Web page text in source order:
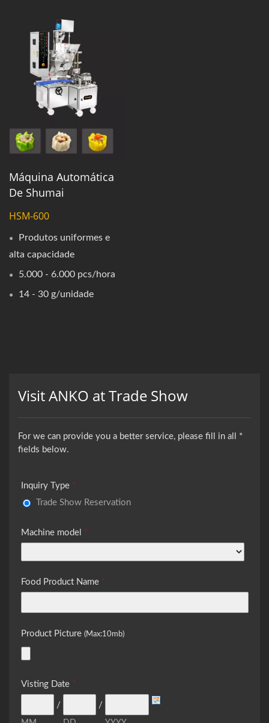
Máquina Automática
De Shumai
HSM-600
Produtos uniformes e
alta capacidade
5.000 - 6.000 pcs/hora
14 - 30 g/unidade